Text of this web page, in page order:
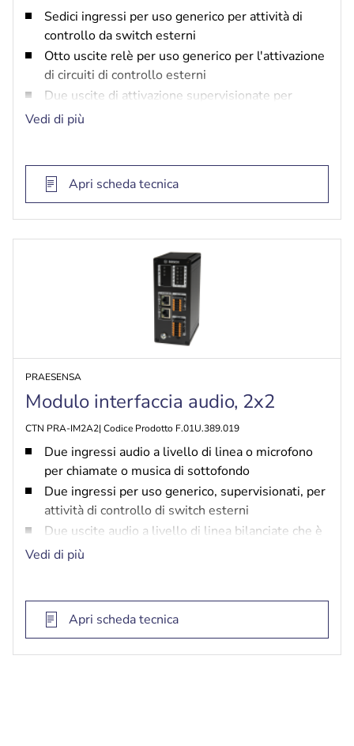
Sedici ingressi per uso generico per attività di
controllo da switch esterni
Otto uscite relè per uso generico per l'attivazione
di circuiti di controllo esterni
Due uscite di attivazione supervisionate per
amplificatori di potenza NAC
Indicatori LED di stato per tutti gli ingressi e le
uscite
Vedi di più
Apri scheda tecnica
PRAESENSA
Modulo interfaccia audio, 2x2
CTN PRA-IM2A2| Codice Prodotto F.01U.389.019
Due ingressi audio a livello di linea o microfono
per chiamate o musica di sottofondo
Due ingressi per uso generico, supervisionati, per
attività di controllo di switch esterni
Due uscite audio a livello di linea bilanciate che è
possibile assegnare alle zone
Dispositivo con tecnologia PoE con doppia
interfaccia di rete Gigabit ridondante
Vedi di più
Apri scheda tecnica